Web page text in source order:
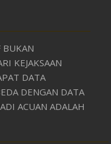
BUKAN
KEJAKSAAN
DATA
DENGAN DATA
ACUAN ADALAH